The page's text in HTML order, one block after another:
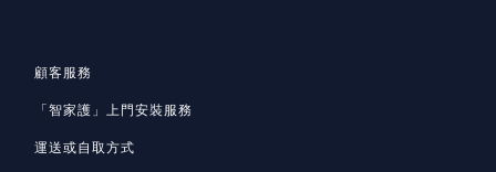
顧客服務
「智家護」 上門安裝服務
運送或自取方式